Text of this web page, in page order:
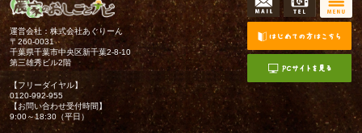
運営会社：株式会社あぐりーん
〒260-0031
千葉県千葉市中央区新千葉2-8-10
第三雄秀ビル2階
【フリーダイヤル】
0120-992-955
【お問い合わせ受付時間】
9:00～18:30（平日）